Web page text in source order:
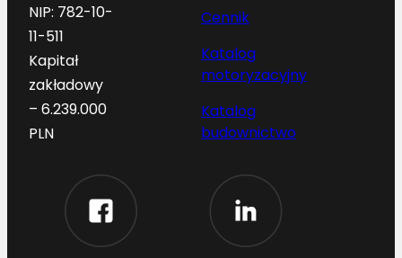
NIP: 782-10-
11-511
Kapitał
zakładowy
– 6.239.000
PLN
Cennik
Katalog
motoryzacyjny
Katalog
budownictwo